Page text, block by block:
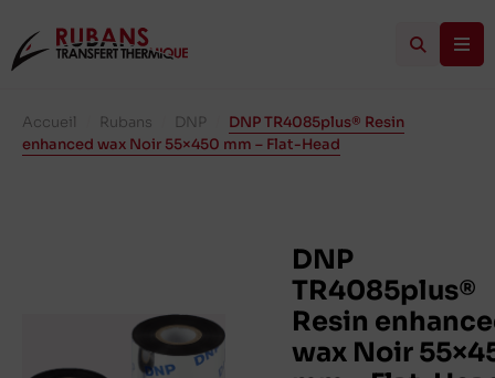
Accueil Rubans DNP
DNP TR4085plus® Resin
enhanced wax Noir 55×450 mm – Flat-Head
DNP
TR4085plus®
Resin
wax Noir